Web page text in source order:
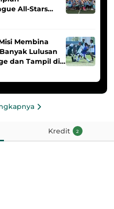
All-Stars
Membina
Lulusan
dan Tampil di
Kredit 2